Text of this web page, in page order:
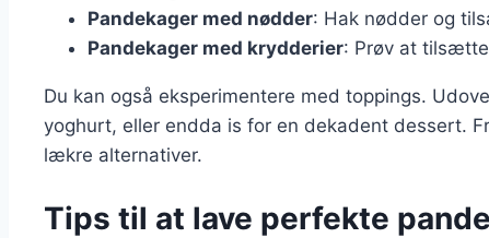
Pandekager med nødder: Hak nødder og
Pandekager med krydderier: Prøv at
Du kan også eksperimentere med toppings.
yoghurt, eller endda is for en dekadent dessert.
lækre alternativer.
Tips til at lave perfekte